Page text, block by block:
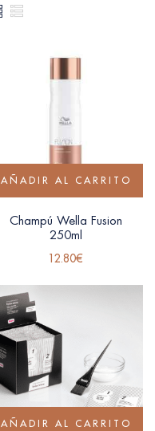
AÑADIR AL CARRITO
Champú Wella Fusion
250ml
12.80€
AÑADIR AL CARRITO